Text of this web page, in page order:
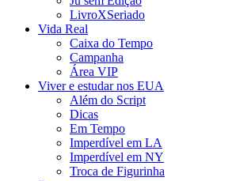
LivroXSeriado
Vida Real
Caixa do Tempo
Campanha
Área VIP
Viver e estudar nos EUA
Além do Script
Dicas
Em Tempo
Imperdível em LA
Imperdível em NY
Troca de Figurinha